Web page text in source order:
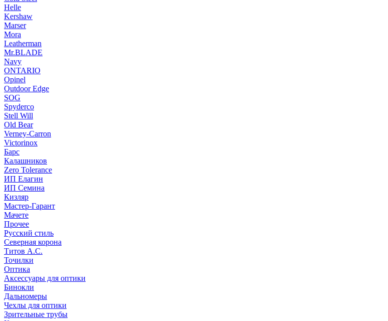
Helle
Kershaw
Marser
Mora
Leatherman
Mr.BLADE
Navy
ONTARIO
Opinel
Outdoor Edge
SOG
Spyderco
Stell Will
Old Bear
Verney-Carron
Victorinox
Барс
Калашников
Zero Tolerance
ИП Елагин
ИП Семина
Кизляр
Мастер-Гарант
Мачете
Прочее
Русский стиль
Северная корона
Титов А.С.
Точилки
Оптика
Аксессуары для оптики
Бинокли
Дальномеры
Чехлы для оптики
Зрительные трубы